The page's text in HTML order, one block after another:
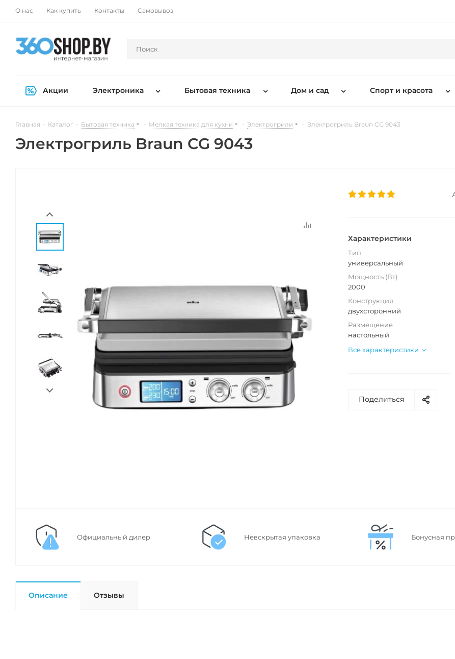
О нас Как купить Контакты Самовывоз
Акции Электроника Бытовая техника Дом и сад Спорт и красота
Главная - Каталог - Бытовая техника - Мелкая техника для кухни - Электрогрили - Электрогриль Braun CG 9043
Электрогриль Braun CG 9043
Характеристики
Тип
универсальный
Мощность (Вт)
2000
Конструкция
двухсторонний
Размещение
настольный
Все характеристики
Поделиться
Официальный дилер Невскрытая упаковка Бонусная
Описание Отзывы